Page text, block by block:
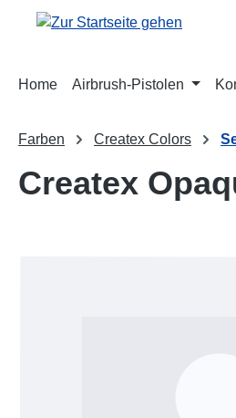
Hauptinhalt springen
Zur Suche springen
Zur Hauptnavigation springen
Home Airbrush-Pistolen
Farben Createx Colors
Createx